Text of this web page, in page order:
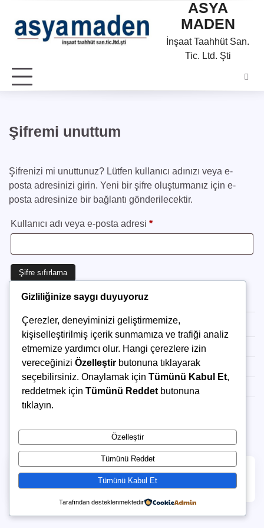
content
ASYA
MADEN
İnşaat Taahhüt San.
Tic. Ltd. Şti
Şifremi unuttum
Şifrenizi mi unuttunuz? Lütfen kullanıcı adınızı veya e-
posta adresinizi girin. Yeni bir şifre oluşturmanız için e-
posta adresinize bir bağlantı gönderilecektir.
Kullanıcı adı veya e-posta adresi *Gerekli
Şifre sıfırlama
Son Eklenenler
Asya Maden İnşaat Taahhüt San. Tic. Ltd. Şti
ARDANUÇ – 5 REGÜLATÖRÜ ve HES İNŞAATI
YUSUFELİ HES İRTİBATLARI TASFİYE TÜNELİ
TORUL BARAJI ARAMA TÜNELLERİ
ULUOVA YEDİKIR BARAJI SULAMA TÜNELİ
Copyright © 2026ASYA MADENTheme: Complete
Blog ByAdore Themes.
Gizliliğinize saygı duyuyoruz
Çerezler, deneyiminizi geliştirmemize,
kişiselleştirilmiş içerik sunmamıza ve trafiği analiz
etmemize yardımcı olur. Hangi çerezlere izin
vereceğinizi Özelleştir butonuna tıklayarak
seçebilirsiniz. Onaylamak için Tümünü Kabul Et,
reddetmek için Tümünü Reddet butonuna
tıklayın.
Özelleştir
Tümünü Reddet
Tümünü Kabul Et
Tarafından desteklenmektedir